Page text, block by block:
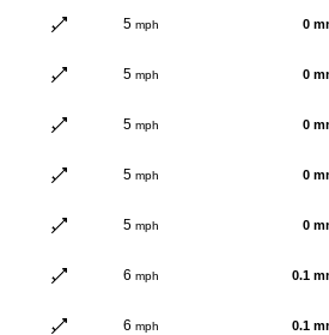
5 mph 0
5 mph 0
5 mph 0
5 mph 0
5 mph 0
6 mph 0.1
6 mph 0.1